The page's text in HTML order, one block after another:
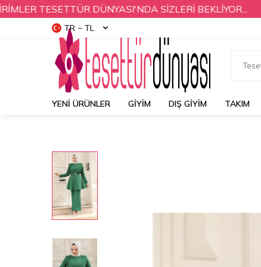
TESETTÜR DÜNYASI'NDA SİZLERİ BEKLİYOR...
TR − TL
YENI ÜRÜNLER GİYİM DIŞ GİYİM TAKIM